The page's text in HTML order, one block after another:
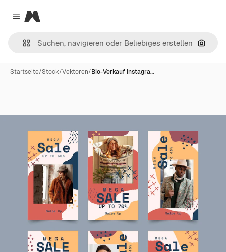
Close menu
Magnific
Nach
Startseite/Stock/Vektoren/Bio-Verkauf Instagra…